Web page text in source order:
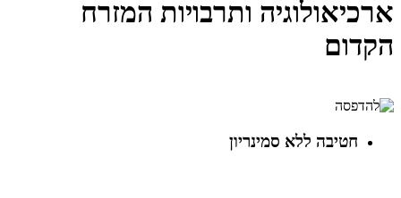
ארכיאולוגיה ותרבויות המזרח
הקדום
חטיבה ללא סמינריון